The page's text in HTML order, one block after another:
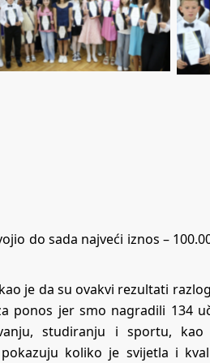
do sada najveći iznos –
je da su ovakvi rezultati
ponos jer smo nagradili 134
studiranju i sportu,
koliko je svijetla i